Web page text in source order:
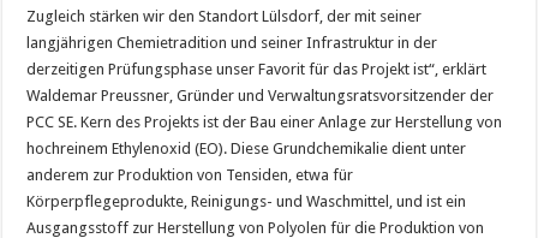
Zugleich stärken wir den Standort Lülsdorf, der mit seiner
langjährigen Chemietradition und seiner Infrastruktur in der
derzeitigen Prüfungsphase unser Favorit für das Projekt ist“, erklärt
Waldemar Preussner, Gründer und Verwaltungsratsvorsitzender der
PCC SE. Kern des Projekts ist der Bau einer Anlage zur Herstellung von
hochreinem Ethylenoxid (EO). Diese Grundchemikalie dient unter
anderem zur Produktion von Tensiden, etwa für
Körperpflegeprodukte, Reinigungs- und Waschmittel, und ist ein
Ausgangsstoff zur Herstellung von Polyolen für die Produktion von